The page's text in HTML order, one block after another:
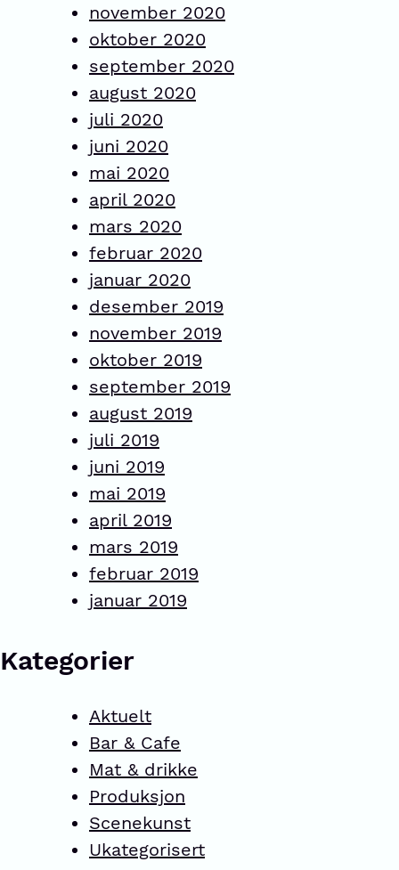
november 2020
oktober 2020
september 2020
august 2020
juli 2020
juni 2020
mai 2020
april 2020
mars 2020
februar 2020
januar 2020
desember 2019
november 2019
oktober 2019
september 2019
august 2019
juli 2019
juni 2019
mai 2019
april 2019
mars 2019
februar 2019
januar 2019
Kategorier
Aktuelt
Bar & Cafe
Mat & drikke
Produksjon
Scenekunst
Ukategorisert